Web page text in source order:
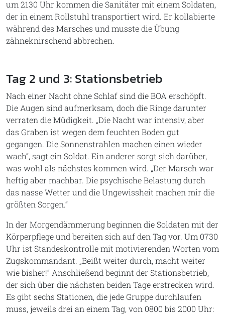
um 2130 Uhr kommen die Sanitäter mit einem Soldaten,
der in einem Rollstuhl transportiert wird. Er kollabierte
während des Marsches und musste die Übung
zähneknirschend abbrechen.
Tag 2 und 3: Stationsbetrieb
Nach einer Nacht ohne Schlaf sind die BOA erschöpft.
Die Augen sind aufmerksam, doch die Ringe darunter
verraten die Müdigkeit. „Die Nacht war intensiv, aber
das Graben ist wegen dem feuchten Boden gut
gegangen. Die Sonnenstrahlen machen einen wieder
wach“, sagt ein Soldat. Ein anderer sorgt sich darüber,
was wohl als nächstes kommen wird. „Der Marsch war
heftig aber machbar. Die psychische Belastung durch
das nasse Wetter und die Ungewissheit machen mir die
größten Sorgen.“
In der Morgendämmerung beginnen die Soldaten mit der
Körperpflege und bereiten sich auf den Tag vor. Um 0730
Uhr ist Standeskontrolle mit motivierenden Worten vom
Zugskommandant. „Beißt weiter durch, macht weiter
wie bisher!“ Anschließend beginnt der Stationsbetrieb,
der sich über die nächsten beiden Tage erstrecken wird.
Es gibt sechs Stationen, die jede Gruppe durchlaufen
muss, jeweils drei an einem Tag, von 0800 bis 2000 Uhr: